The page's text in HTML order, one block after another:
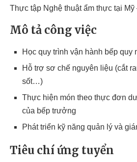
Thực tập Nghệ thuật ẩm thực tại Mỹ
Mô tả công việc
Học quy trình vận hành bếp quy
Hỗ trợ sơ chế nguyên liệu (cắt
sốt…)
Thực hiện món theo thực đơn
của bếp trưởng
Phát triển kỹ năng quản lý và
Tiêu chí ứng tuyển